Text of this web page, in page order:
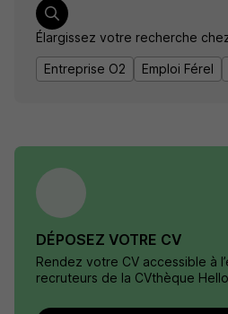
Élargissez votre recherche
Entreprise O2 Emploi Férel
DÉPOSEZ VOTRE CV
Rendez votre CV accessible à
recruteurs de la CVthèque